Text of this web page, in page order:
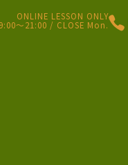
ONLINE LESSON ONLY
〜21:00 / CLOSE Mon.